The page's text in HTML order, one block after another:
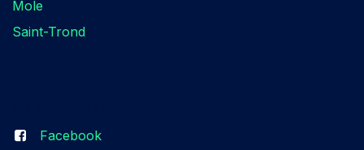
Mole
Saint-Trond
Facebook